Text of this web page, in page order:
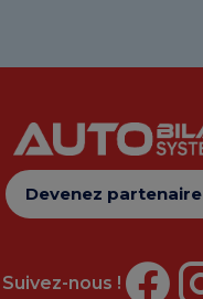
Devenez partenaire
Suivez-nous !